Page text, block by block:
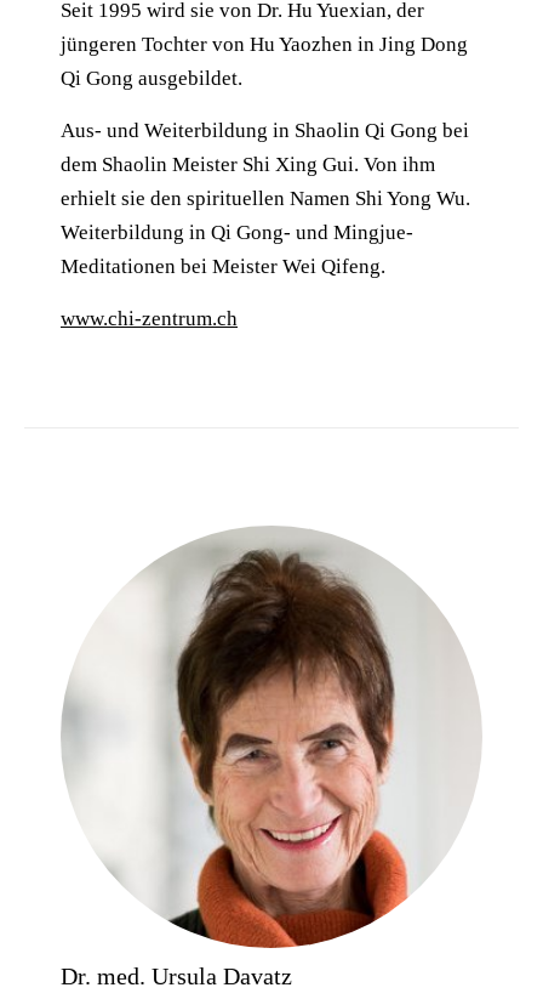
Seit 1995 wird sie von Dr. Hu Yuexian, der
jüngeren Tochter von Hu Yaozhen in Jing Dong
Qi Gong ausgebildet.
Aus- und Weiterbildung in Shaolin Qi Gong bei
dem Shaolin Meister Shi Xing Gui. Von ihm
erhielt sie den spirituellen Namen Shi Yong Wu.
Weiterbildung in Qi Gong- und Mingjue-
Meditationen bei Meister Wei Qifeng.
www.chi-zentrum.ch
Dr. med. Ursula Davatz